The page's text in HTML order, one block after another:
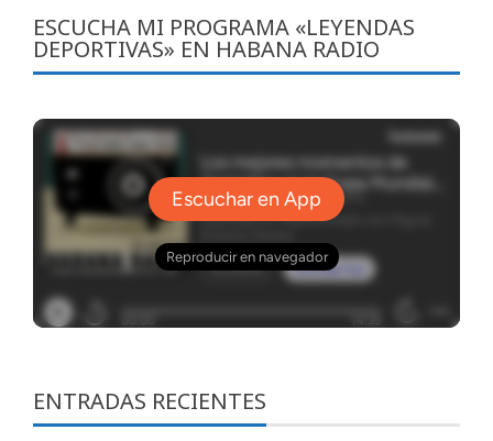
ESCUCHA MI PROGRAMA «LEYENDAS
DEPORTIVAS» EN HABANA RADIO
ENTRADAS RECIENTES